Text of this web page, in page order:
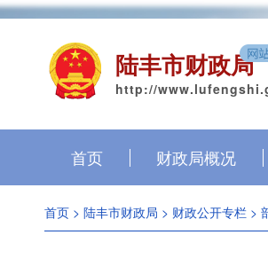
陆丰市财政局
http://
首页 财政局概况
首页 > 陆丰市财政局 > 财政公开专栏 >